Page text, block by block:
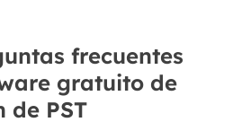
frecuentes
gratuito de
de PST